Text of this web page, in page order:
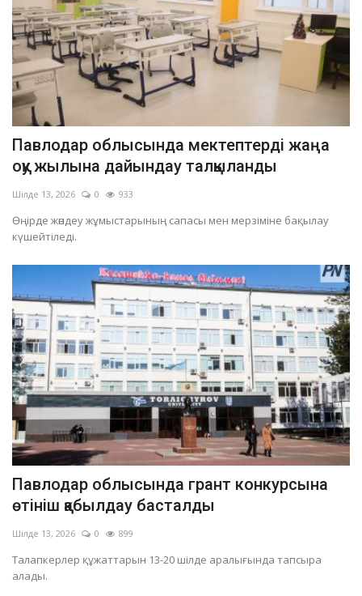
Павлодар облысында мектептерді жаңа
оқу жылына дайындау талқыланды
Шілде 13, 2026 0 933
Өңірде жөндеу жұмыстарының сапасы мен мерзіміне бақылау
күшейтіледі.
Павлодар облысында грант конкурсына
өтініш қабылдау басталды
Шілде 13, 2026 0 899
Талапкерлер құжаттарын 13-20 шілде аралығында тапсыра
алады.